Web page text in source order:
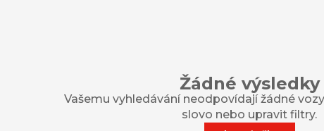
Žádné výsledky
Vašemu vyhledávání neodpovídají žádné
slovo nebo upravit filtry.